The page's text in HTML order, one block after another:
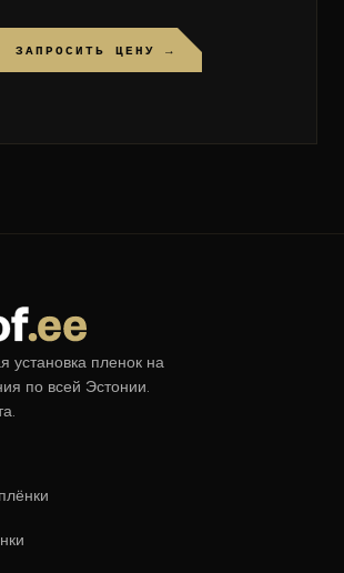
ЗАПРОСИТЬ ЦЕНУ →
установка пленок на
по всей Эстонии.